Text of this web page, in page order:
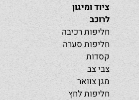
ציוד ומיגון
לרוכב
חליפות רכיבה
חליפות סערה
קסדות
צבי צב
מגן צוואר
חליפות לחץ